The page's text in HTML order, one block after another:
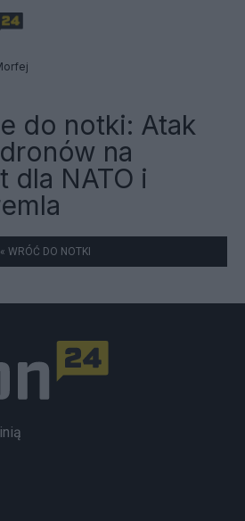
do notki: Atak
na
dla NATO i
« WRÓĆ DO NOTKI